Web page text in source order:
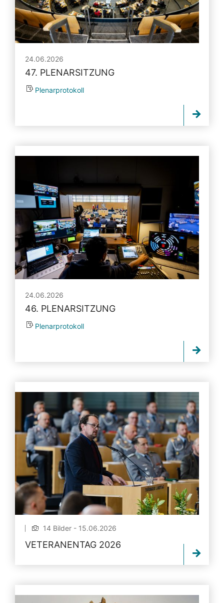
24.06.2026
47. PLENARSITZUNG
Plenarprotokoll
24.06.2026
46. PLENARSITZUNG
Plenarprotokoll
14 Bilder - 15.06.2026
VETERANENTAG 2026